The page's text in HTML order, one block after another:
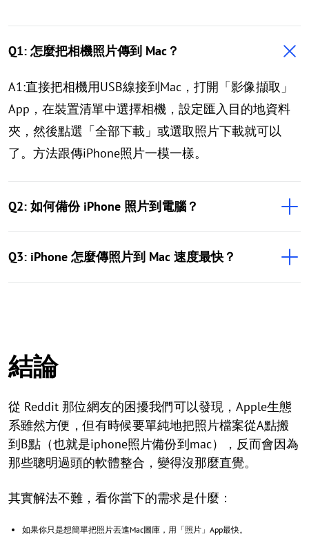
Q1: 怎麼把相機照片傳到 Mac？
A1:直接把相機用USB線接到Mac，打開「影像擷取」
App，在裝置清單中選擇相機，設定匯入目的地資料
夾，然後點選「全部下載」或選取照片下載就可以
了。方法跟傳iPhone照片一模一樣。
Q2: 如何備份 iPhone 照片到電腦？
Q3: iPhone 怎麼傳照片到 Mac 速度最快？
結論
從 Reddit 那位網友的困擾我們可以發現，Apple生態
系雖然方便，但有時候要單純地把照片檔案從A點搬
到B點（也就是iphone照片備份到mac），反而會因為
那些聰明過頭的軟體整合，變得沒那麼直覺。
其實解法不難，看你當下的需求是什麼：
如果你只是想簡單把照片丟進Mac圖庫，用「照片」App最快。